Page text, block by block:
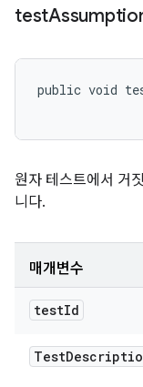
test
public void
원자 테스트에서 거
니다.
매개변수
testId
Test